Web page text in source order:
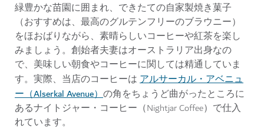
緑豊かな苗園に囲まれ、できたての自家製焼き菓子
（おすすめは、最高のグルテンフリーのブラウニー）
をほおばりながら、素晴らしいコーヒーや紅茶を楽し
みましょう。創始者夫妻はオーストラリア出身なの
で、美味しい朝食やコーヒーに関しては精通していま
す。実際、当店のコーヒーは アルサーカル・アベニュ
ー（Alserkal Avenue）の角をちょうど曲がったところに
あるナイトジャー・コーヒー（Nightjar Coffee）で仕入
れています。